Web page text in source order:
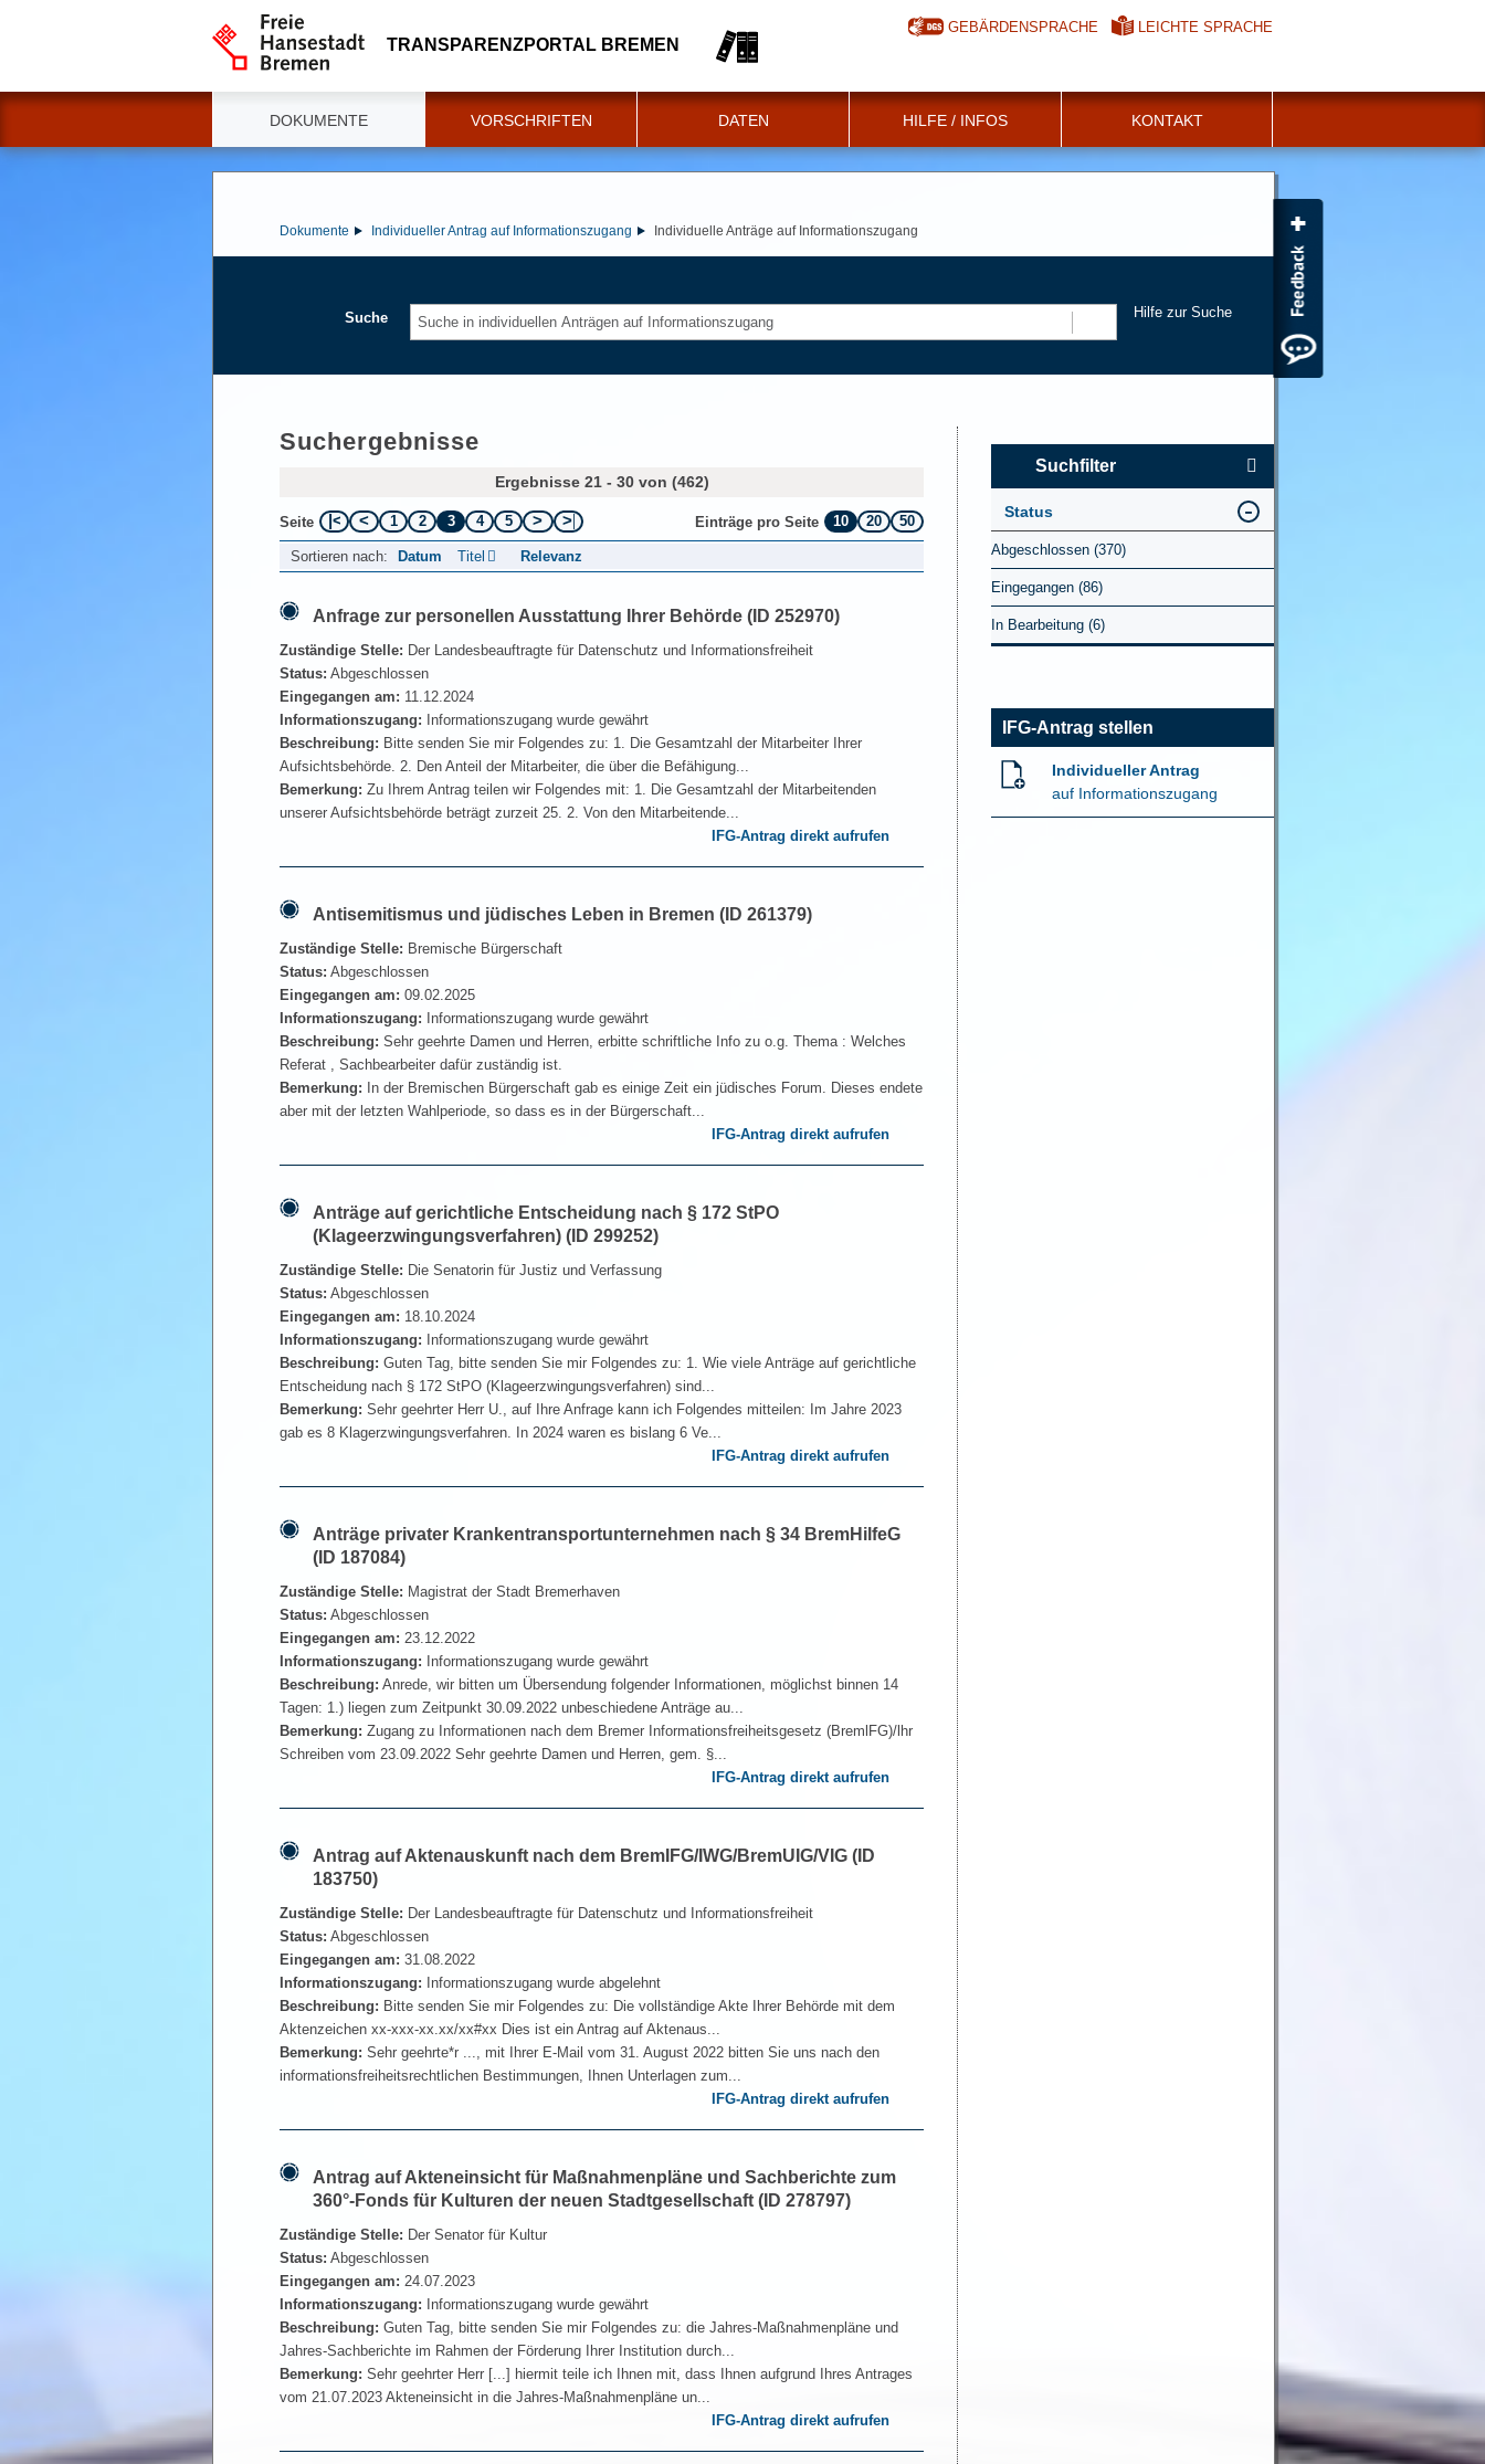
TRANSPARENZPORTAL BREMEN
GEBÄRDENSPRACHE LEICHTE SPRACHE
DOKUMENTE VORSCHRIFTEN DATEN HILFE / INFOS KONTAKT
Dokumente Individueller Antrag auf Informationszugang Individuelle Anträge auf Informationszugang
Suche
Hilfe zur Suche
Suchergebnisse
Ergebnisse 21 - 30 von (462)
Seite 1 2 3 4 5 Einträge pro Seite 10 20 50
Sortieren nach: Datum Titel Relevanz
Anfrage zur personellen Ausstattung Ihrer Behörde (ID 252970)
Zuständige Stelle: Der Landesbeauftragte für Datenschutz und Informationsfreiheit
Status: Abgeschlossen
Eingegangen am: 11.12.2024
Informationszugang: Informationszugang wurde gewährt
Beschreibung: Bitte senden Sie mir Folgendes zu: 1. Die Gesamtzahl der Mitarbeiter Ihrer
Aufsichtsbehörde. 2. Den Anteil der Mitarbeiter, die über die Befähigung...
Bemerkung: Zu Ihrem Antrag teilen wir Folgendes mit: 1. Die Gesamtzahl der Mitarbeitenden
unserer Aufsichtsbehörde beträgt zurzeit 25. 2. Von den Mitarbeitende...
IFG-Antrag direkt aufrufen
Antisemitismus und jüdisches Leben in Bremen (ID 261379)
Zuständige Stelle: Bremische Bürgerschaft
Status: Abgeschlossen
Eingegangen am: 09.02.2025
Informationszugang: Informationszugang wurde gewährt
Beschreibung: Sehr geehrte Damen und Herren, erbitte schriftliche Info zu o.g. Thema : Welches
Referat , Sachbearbeiter dafür zuständig ist.
Bemerkung: In der Bremischen Bürgerschaft gab es einige Zeit ein jüdisches Forum. Dieses endete
aber mit der letzten Wahlperiode, so dass es in der Bürgerschaft...
IFG-Antrag direkt aufrufen
Anträge auf gerichtliche Entscheidung nach § 172 StPO
(Klageerzwingungsverfahren) (ID 299252)
Zuständige Stelle: Die Senatorin für Justiz und Verfassung
Status: Abgeschlossen
Eingegangen am: 18.10.2024
Informationszugang: Informationszugang wurde gewährt
Beschreibung: Guten Tag, bitte senden Sie mir Folgendes zu: 1. Wie viele Anträge auf gerichtliche
Entscheidung nach § 172 StPO (Klageerzwingungsverfahren) sind...
Bemerkung: Sehr geehrter Herr U., auf Ihre Anfrage kann ich Folgendes mitteilen: Im Jahre 2023
gab es 8 Klagerzwingungsverfahren. In 2024 waren es bislang 6 Ve...
IFG-Antrag direkt aufrufen
Anträge privater Krankentransportunternehmen nach § 34 BremHilfeG
(ID 187084)
Zuständige Stelle: Magistrat der Stadt Bremerhaven
Status: Abgeschlossen
Eingegangen am: 23.12.2022
Informationszugang: Informationszugang wurde gewährt
Beschreibung: Anrede, wir bitten um Übersendung folgender Informationen, möglichst binnen 14
Tagen: 1.) liegen zum Zeitpunkt 30.09.2022 unbeschiedene Anträge au...
Bemerkung: Zugang zu Informationen nach dem Bremer Informationsfreiheitsge­setz (BremlFG)/lhr
Schreiben vom 23.09.2022 Sehr geehrte Damen und Herren, gem. §...
IFG-Antrag direkt aufrufen
Antrag auf Aktenauskunft nach dem BremIFG/IWG/BremUIG/VIG (ID
183750)
Zuständige Stelle: Der Landesbeauftragte für Datenschutz und Informationsfreiheit
Status: Abgeschlossen
Eingegangen am: 31.08.2022
Informationszugang: Informationszugang wurde abgelehnt
Beschreibung: Bitte senden Sie mir Folgendes zu: Die vollständige Akte Ihrer Behörde mit dem
Aktenzeichen xx-xxx-xx.xx/xx#xx Dies ist ein Antrag auf Aktenaus...
Bemerkung: Sehr geehrte*r ..., mit Ihrer E-Mail vom 31. August 2022 bitten Sie uns nach den
informationsfreiheitsrechtlichen Bestimmungen, Ihnen Unterlagen zum...
IFG-Antrag direkt aufrufen
Antrag auf Akteneinsicht für Maßnahmenpläne und Sachberichte zum
360°-Fonds für Kulturen der neuen Stadtgesellschaft (ID 278797)
Zuständige Stelle: Der Senator für Kultur
Status: Abgeschlossen
Eingegangen am: 24.07.2023
Informationszugang: Informationszugang wurde gewährt
Beschreibung: Guten Tag, bitte senden Sie mir Folgendes zu: die Jahres-Maßnahmenpläne und
Jahres-Sachberichte im Rahmen der Förderung Ihrer Institution durch...
Bemerkung: Sehr geehrter Herr [...] hiermit teile ich Ihnen mit, dass Ihnen aufgrund Ihres Antrages
vom 21.07.2023 Akteneinsicht in die Jahres-Maßnahmenpläne un...
IFG-Antrag direkt aufrufen
Suchfilter
Status
Abgeschlossen (370)
Eingegangen (86)
In Bearbeitung (6)
IFG-Antrag stellen
Individueller Antrag
auf Informationszugang